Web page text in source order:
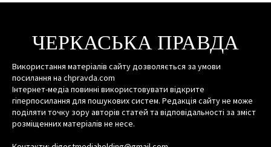
ЧЕРКАСЬКА ПРАВДА
Використання матеріалів сайту дозволяється за умови
посилання на chpravda.com
Інтернет-медіа повинні використовувати відкрите
гіперпосилання для пошукових систем. Редакція сайту не може
поділяти точку зору авторів статей та відповідальності за зміст
розміщенних матеріалів не несе.